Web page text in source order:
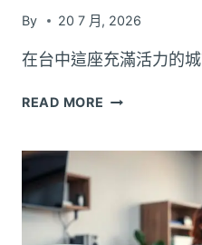
離
曬
黑
By 20 7 月, 2026
在台中這座充滿活力的
READ MORE 探